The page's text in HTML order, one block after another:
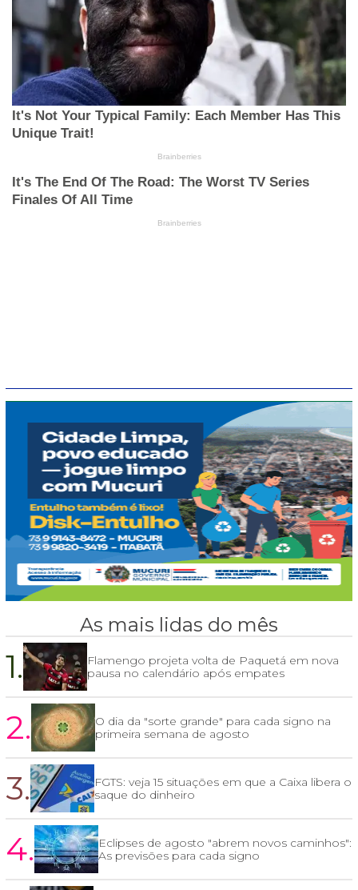
As mais lidas do mês
1.
Flamengo projeta volta de Paquetá em nova
pausa no calendário após empates
2.
O dia da "sorte grande" para cada signo na
primeira semana de agosto
3.
FGTS: veja 15 situações em que a Caixa libera o
saque do dinheiro
4.
Eclipses de agosto "abrem novos caminhos":
As previsões para cada signo